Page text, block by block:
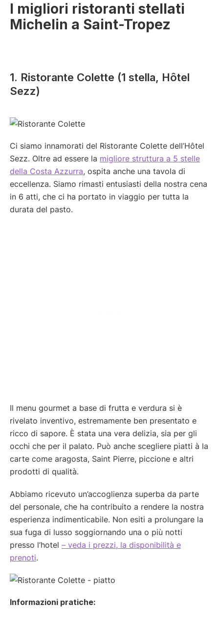
I migliori ristoranti stellati
Michelin a Saint-Tropez
1. Ristorante Colette (1 stella, Hôtel
Sezz)
Ci siamo innamorati del Ristorante Colette dell’Hôtel
Sezz. Oltre ad essere la migliore struttura a 5 stelle
della Costa Azzurra, ospita anche una tavola di
eccellenza. Siamo rimasti entusiasti della nostra cena
in 6 atti, che ci ha portato in viaggio per tutta la
durata del pasto.
Il menu gourmet a base di frutta e verdura si è
rivelato inventivo, estremamente ben presentato e
ricco di sapore. È stata una vera delizia, sia per gli
occhi che per il palato. Può anche scegliere piatti à la
carte come aragosta, Saint Pierre, piccione e altri
prodotti di qualità.
Abbiamo ricevuto un’accoglienza superba da parte
del personale, che ha contribuito a rendere la nostra
esperienza indimenticabile. Non esiti a prolungare la
sua fuga di lusso soggiornando una o più notti
presso l’hotel – veda i prezzi, la disponibilità e
prenoti.
Informazioni pratiche: